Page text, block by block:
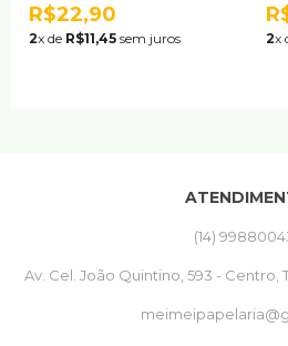
R$22,90
2x de R$11,45 sem juros 2x
(14)
Av. Cel. João Quintino, 593 - Centro,